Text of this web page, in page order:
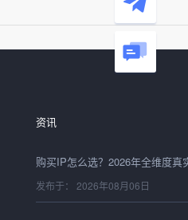
资讯
发布于： 2026年08月06日
发布于： 2026年08月06日